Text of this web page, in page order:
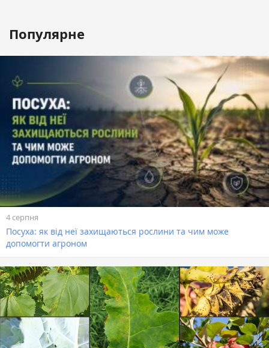
Популярне
4 серпня
Посуха: як від неї захищаються рослини та чим може
допомогти агроном